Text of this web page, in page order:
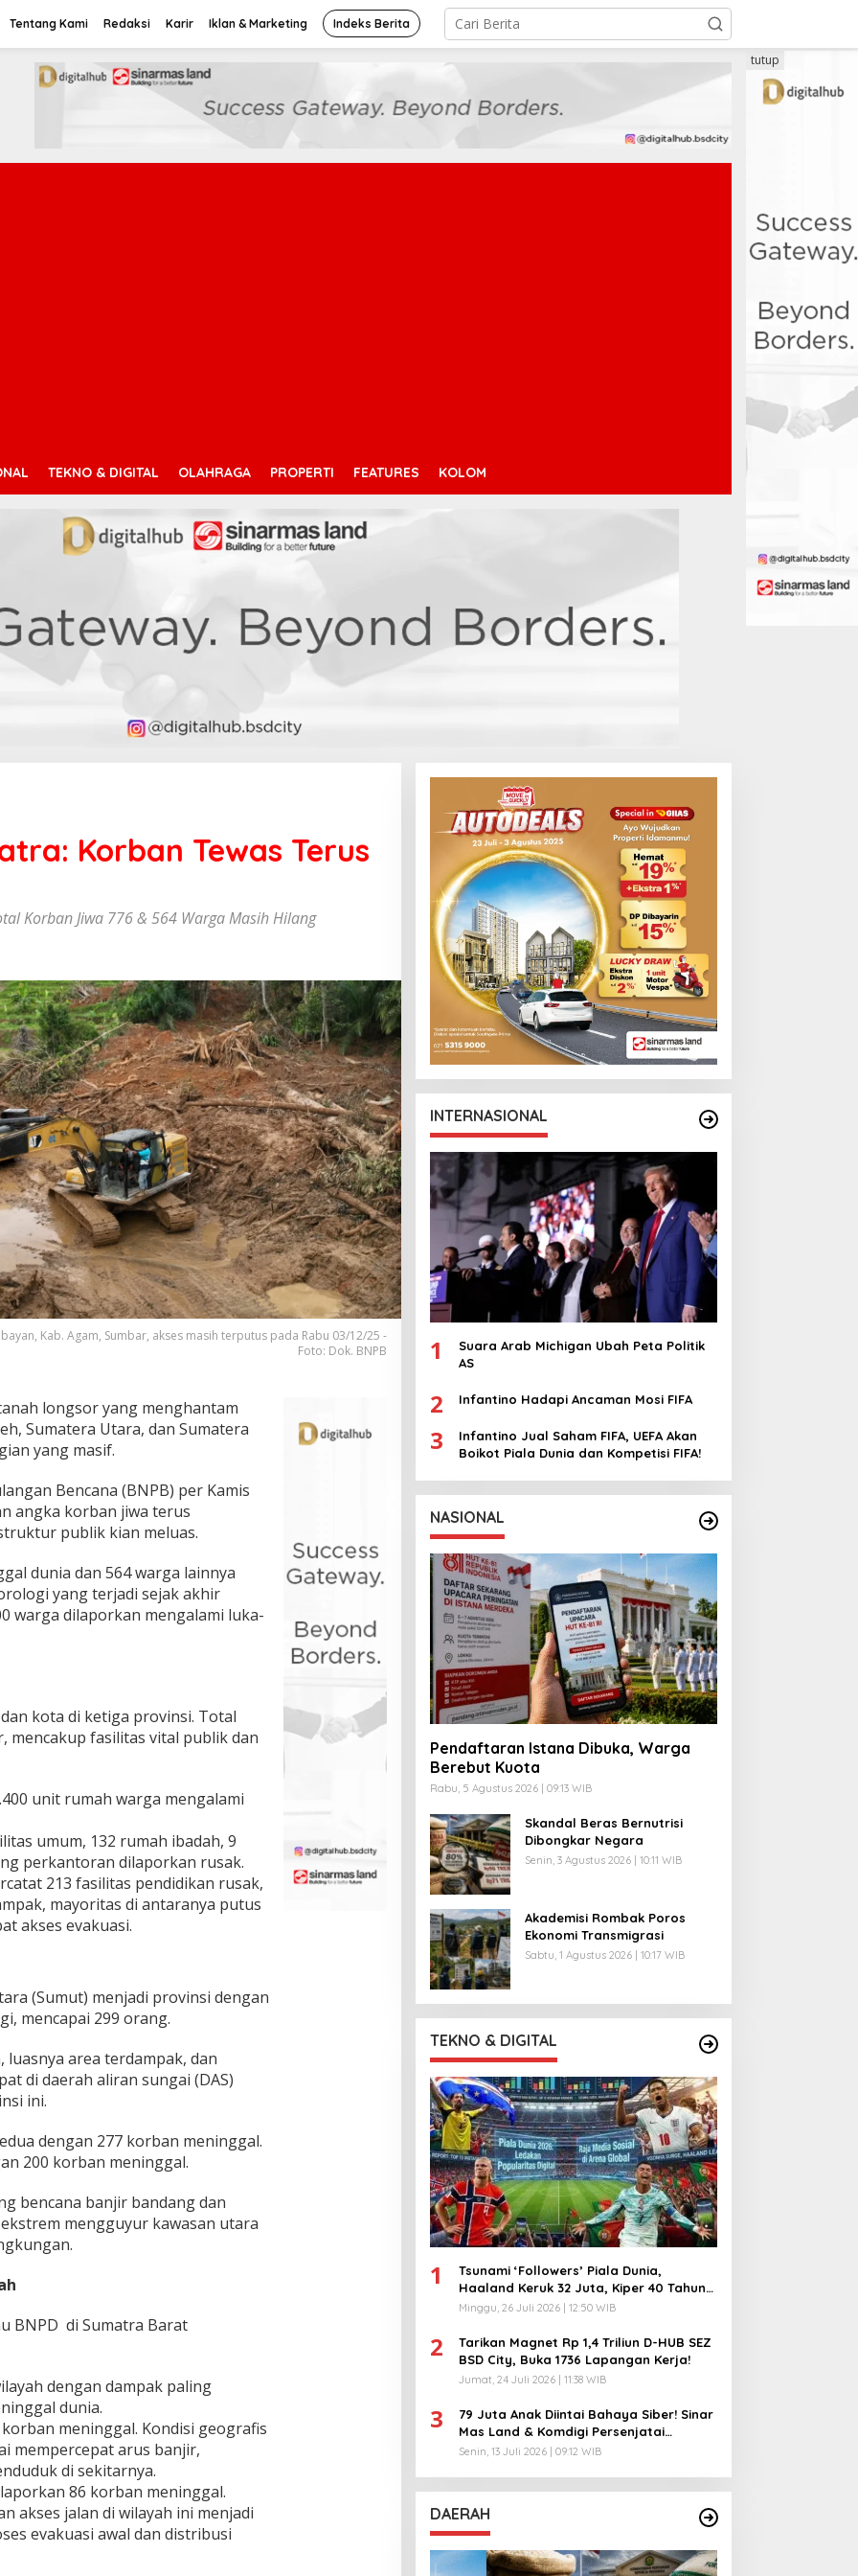
Tentang Kami Redaksi Karir Iklan & Marketing Indeks Berita
TEKNO & DIGITAL OLAHRAGA PROPERTI FEATURES KOLOM
tutup
Korban Tewas Terus
Korban Jiwa 776 & 564 Warga Masih Hilang
Kab. Agam, Sumbar, akses masih terputus pada Rabu 03/12/25 -
Foto: Dok. BNPB
longsor yang menghantam
Sumatera Utara, dan Sumatera
yang masif.
Bencana (BNPB) per Kamis
angka korban jiwa terus
publik kian meluas.
dunia dan 564 warga lainnya
yang terjadi sejak akhir
warga dilaporkan mengalami luka-
kota di ketiga provinsi. Total
mencakup fasilitas vital publik dan
unit rumah warga mengalami
umum, 132 rumah ibadah, 9
perkantoran dilaporkan rusak.
213 fasilitas pendidikan rusak,
mayoritas di antaranya putus
akses evakuasi.
(Sumut) menjadi provinsi dengan
mencapai 299 orang.
area terdampak, dan
di daerah aliran sungai (DAS)
ini.
dengan 277 korban meninggal.
200 korban meninggal.
bencana banjir bandang dan
mengguyur kawasan utara
BNPD di Sumatra Barat
dengan dampak paling
dunia.
meninggal. Kondisi geografis
mempercepat arus banjir,
di sekitarnya.
86 korban meninggal.
akses jalan di wilayah ini menjadi
evakuasi awal dan distribusi
INTERNASIONAL
1
Suara Arab Michigan Ubah Peta Politik
AS
2 Infantino Hadapi Ancaman Mosi FIFA
3
Infantino Jual Saham FIFA, UEFA Akan
Boikot Piala Dunia dan Kompetisi FIFA!
NASIONAL
Pendaftaran Istana Dibuka, Warga
Berebut Kuota
Rabu, 5 Agustus 2026 | 09:13 WIB
Skandal Beras Bernutrisi
Dibongkar Negara
Senin, 3 Agustus 2026 | 10:11 WIB
Akademisi Rombak Poros
Ekonomi Transmigrasi
Sabtu, 1 Agustus 2026 | 10:17 WIB
TEKNO & DIGITAL
1
Tsunami ‘Followers’ Piala Dunia,
Haaland Keruk 32 Juta, Kiper 40 Tahun
Bikin Geger!
Minggu, 26 Juli 2026 | 12:50 WIB
2
Tarikan Magnet Rp 1,4 Triliun D-HUB SEZ
BSD City, Buka 1736 Lapangan Kerja!
Jumat, 24 Juli 2026 | 11:38 WIB
3
79 Juta Anak Diintai Bahaya Siber! Sinar
Mas Land & Komdigi Persenjatai
Ratusan Guru!
Senin, 13 Juli 2026 | 09:12 WIB
DAERAH